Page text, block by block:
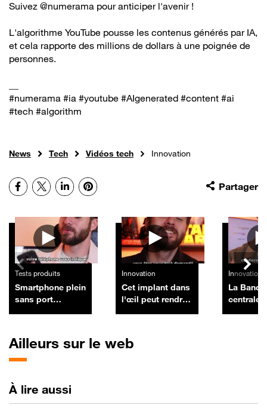
Suivez @numerama pour anticiper l'avenir !
L'algorithme YouTube pousse les contenus générés par IA,
et cela rapporte des millions de dollars à une poignée de
personnes.
#numerama #ia #youtube #AIgenerated #content #ai
#tech #algorithm
News Tech Vidéos tech Innovation
Partager
Facebook
X LinkedInPinterest
Autres vidéos
Tests produits
Smartphone plein
sans port
rien effacer
Innovation
Cet implant dans
l'œil peut rendre
Innovation
La
centrale
Ailleurs sur le web
À lire aussi